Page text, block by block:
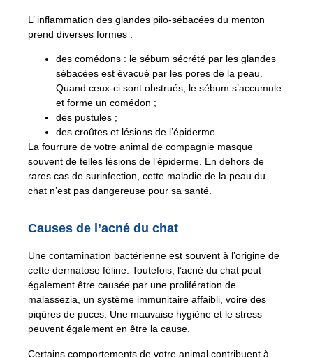
L’ inflammation des glandes pilo-sébacées du menton
prend diverses formes :
des comédons : le sébum sécrété par les glandes
sébacées est évacué par les pores de la peau.
Quand ceux-ci sont obstrués, le sébum s’accumule
et forme un comédon ;
des pustules ;
des croûtes et lésions de l’épiderme.
La fourrure de votre animal de compagnie masque
souvent de telles lésions de l’épiderme. En dehors de
rares cas de surinfection, cette maladie de la peau du
chat n’est pas dangereuse pour sa santé.
Causes de l’acné du chat
Une contamination bactérienne est souvent à l’origine de
cette dermatose féline. Toutefois, l’acné du chat peut
également être causée par une prolifération de
malassezia, un système immunitaire affaibli, voire des
piqûres de puces. Une mauvaise hygiène et le stress
peuvent également en être la cause.
Certains comportements de votre animal contribuent à